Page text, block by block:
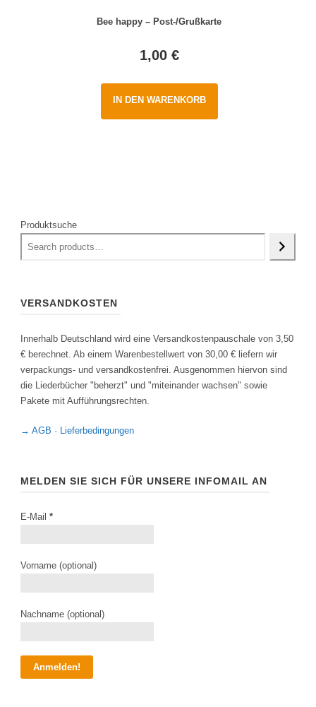
Bee happy – Post-/Grußkarte
1,00 €
IN DEN WARENKORB
Produktsuche
VERSANDKOSTEN
Innerhalb Deutschland wird eine Versandkostenpauschale von 3,50
€ berechnet. Ab einem Warenbestellwert von 30,00 € liefern wir
verpackungs- und versandkostenfrei. Ausgenommen hiervon sind
die Liederbücher "beherzt" und "miteinander wachsen" sowie
Pakete mit Aufführungsrechten.
→ AGB · Lieferbedingungen
MELDEN SIE SICH FÜR UNSERE INFOMAIL AN
E-Mail *
Vorname (optional)
Nachname (optional)